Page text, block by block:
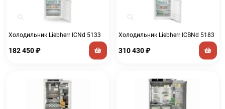
Холодильник Liebherr ICNd 5133
182 450₽
Холодильник Liebherr ICBNd 5183
310 430₽